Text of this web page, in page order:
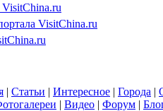
VisitChina.ru
| Статьи | Интересное | Города |
| Видео | Форум |